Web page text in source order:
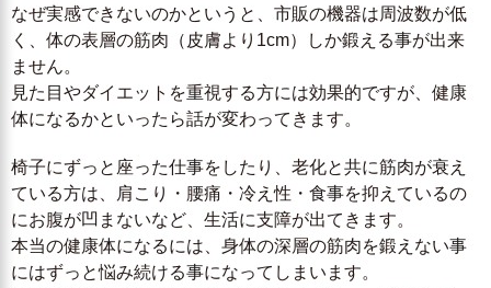
なぜ実感できないのかというと、市販の機器は周波数が低
く、体の表層の筋肉（皮膚より1cm）しか鍛える事が出来
ません。
見た目やダイエットを重視する方には効果的ですが、健康
体になるかといったら話が変わってきます。
椅子にずっと座った仕事をしたり、老化と共に筋肉が衰え
ている方は、肩こり・腰痛・冷え性・食事を抑えているの
にお腹が凹まないなど、生活に支障が出てきます。
本当の健康体になるには、身体の深層の筋肉を鍛えない事
にはずっと悩み続ける事になってしまいます。